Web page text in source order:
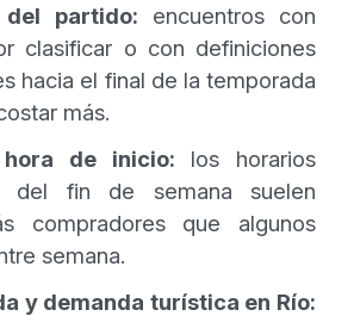
del partido: encuentros con
clasificar o con definiciones
hacia el final de la temporada
más.
de inicio: los horarios
del fin de semana suelen
compradores que algunos
semana.
y demanda turística en Río: